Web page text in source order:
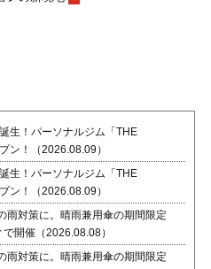
生！パーソナルジム「THE
ン！（2026.08.09）
生！パーソナルジム「THE
ン！（2026.08.09）
雨対策に。晴雨兼用傘の期間限定
開催（2026.08.08）
雨対策に。晴雨兼用傘の期間限定